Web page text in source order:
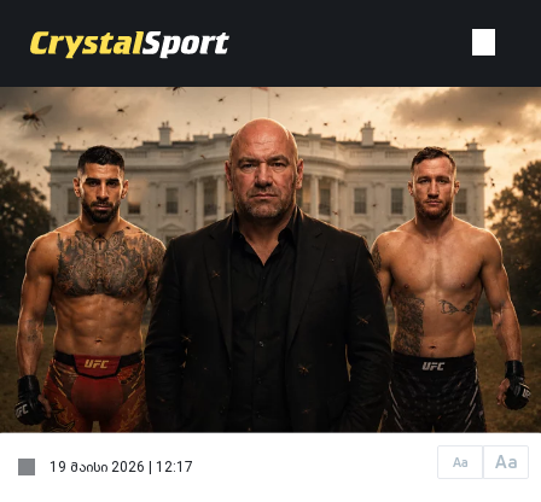
Aa Aa
19 მაისი 2026 | 12:17